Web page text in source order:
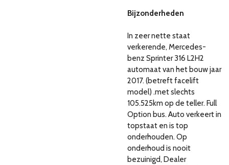
Bijzonderheden
In zeer nette staat
verkerende, Mercedes-
benz Sprinter 316 L2H2
automaat van het bouw jaar
2017. (betreft facelift
model) .met slechts
105.525km op de teller. Full
Option bus. Auto verkeert in
topstaat en is top
onderhouden. Op
onderhoud is nooit
bezuinigd, Dealer